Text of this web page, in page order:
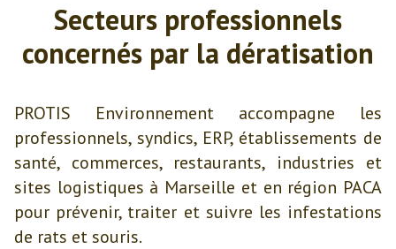
Secteurs professionnels
concernés par la dératisation
PROTIS Environnement accompagne les
professionnels, syndics, ERP, établissements de
santé, commerces, restaurants, industries et
sites logistiques à Marseille et en région PACA
pour prévenir, traiter et suivre les infestations
de rats et souris.